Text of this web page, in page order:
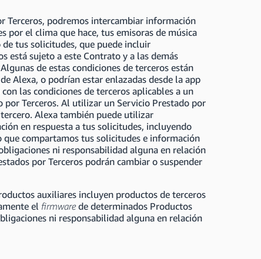
Terceros, podremos intercambiar información
por el clima que hace, tus emisoras de música
tus solicitudes, que puede incluir
está sujeto a este Contrato y a las demás
de estas condiciones de terceros están
Alexa, o podrían estar enlazadas desde la app
las condiciones de terceros aplicables a un
por Terceros. Al utilizar un Servicio Prestado por
Alexa también puede utilizar
en respuesta a tus solicitudes, incluyendo
compartamos tus solicitudes e información
ni responsabilidad alguna en relación
por Terceros podrán cambiar o suspender
auxiliares incluyen productos de terceros
el firmwarede determinados Productos
ni responsabilidad alguna en relación